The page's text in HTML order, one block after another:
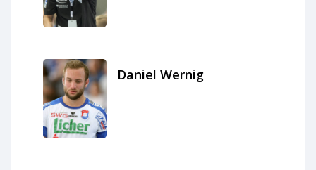
Daniel Wernig